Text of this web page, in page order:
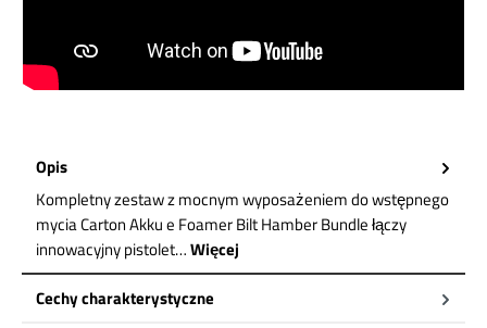
Opis
Kompletny zestaw z mocnym wyposażeniem do wstępnego
mycia Carton Akku e Foamer Bilt Hamber Bundle łączy
innowacyjny pistolet…Więcej
Cechy charakterystyczne